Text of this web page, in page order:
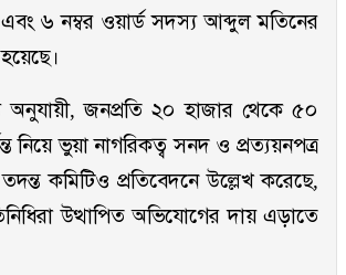
৬ নম্বর ওয়ার্ড সদস্য আব্দুল মতিনের
অনুযায়ী, জনপ্রতি ২০ হাজার থেকে ৫০
নিয়ে ভুয়া নাগরিকত্ব সনদ ও প্রত্যয়নপত্র
কমিটিও প্রতিবেদনে উল্লেখ করেছে,
উত্থাপিত অভিযোগের দায় এড়াতে